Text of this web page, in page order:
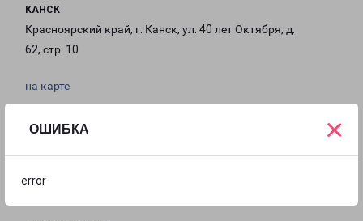
ОШИБКА
error
×
КАНСК
Красноярский край, г. Канск, ул. 40 лет Октября, д.
62, стр. 10
на карте